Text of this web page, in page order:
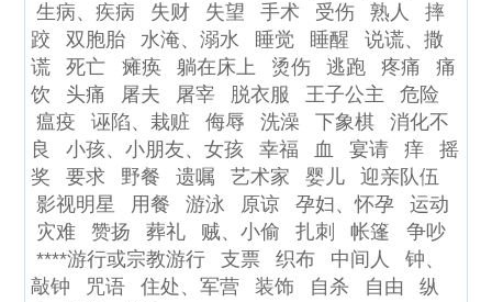
生病、疾病
失财 失望 手术 受伤 熟人
摔
跤
双胞胎 水淹、溺水 睡觉 睡醒
说谎、撒
谎
死亡 瘫痪 躺在床上 烫伤 逃跑 疼痛
痛
饮
头痛 屠夫 屠宰 脱衣服 王子公主
危险
瘟疫
诬陷、栽赃 侮辱 洗澡 下象棋
消化不
良
小孩、小朋友、女孩 幸福 血 宴请 痒
摇
奖
要求 野餐 遗嘱 艺术家 婴儿
迎亲队伍
影视明星
用餐 游泳 原谅 孕妇、怀孕
运动
灾难
赞扬 葬礼 贼、小偷 扎刺 帐篷
争吵
****游行或宗教游行
支票 织布 中间人
钟、
敲钟
咒语 住处、军营 装饰 自杀 自由
纵